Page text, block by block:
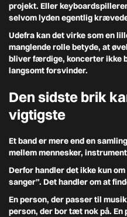
projekt. Eller
selvom lyden egentlig
Udefra kan det virke som en
manglende rolle betyde, at
bliver færdige, koncerter ikke
langsomt forsvinder.
Den sidste brik
vigtigste
Et band er mere end en
mellem mennesker,
Derfor handler det ikke kun
sanger”. Det handler om at
En person, der passer til
person, der bor tæt nok på. En